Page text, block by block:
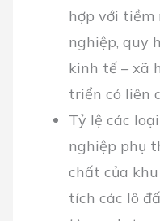
hợp với
nghiệp, quy
kinh tế – xã
triển có liên
Tỷ lệ các
nghiệp phụ
chất của
tích các lô